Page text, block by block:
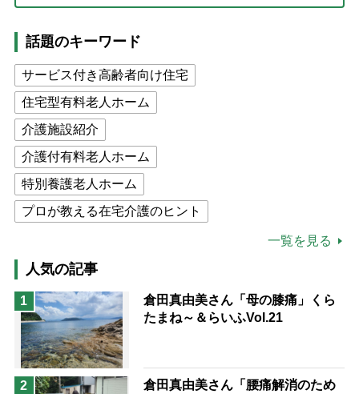
話題のキーワード
サービス付き高齢者向け住宅
住宅型有料老人ホーム
介護施設紹介
介護付有料老人ホーム
特別養護老人ホーム
プロが教える在宅介護のヒント
高木ブー
ケアマネジャー
猫が母になつきません
息子の遠距離介護サバイバル術
兄がボケました
予防法
一覧を見る
人気の記事
1
倉田真由美さん「母の膝痛」くら
たまね～＆らいふVol.21
2
倉田真由美さん「腰痛解消のため